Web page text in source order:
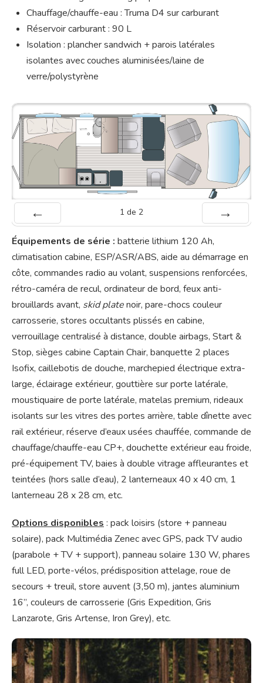
Chauffage/chauffe-eau : Truma D4 sur carburant
Réservoir carburant : 90 L
Isolation : plancher sandwich + parois latérales
isolantes avec couches aluminisées/laine de
verre/polystyrène
1 de 2
Équipements de série : batterie lithium 120 Ah,
climatisation cabine, ESP/ASR/ABS, aide au démarrage en
côte, commandes radio au volant, suspensions renforcées,
rétro-caméra de recul, ordinateur de bord, feux anti-
brouillards avant, skid platenoir, pare-chocs couleur
carrosserie, stores occultants plissés en cabine,
verrouillage centralisé à distance, double airbags, Start &
Stop, sièges cabine Captain Chair, banquette 2 places
Isofix, caillebotis de douche, marchepied électrique extra-
large, éclairage extérieur, gouttière sur porte latérale,
moustiquaire de porte latérale, matelas premium, rideaux
isolants sur les vitres des portes arrière, table dînette avec
rail extérieur, réserve d’eaux usées chauffée, commande de
chauffage/chauffe-eau CP+, douchette extérieur eau froide,
pré-équipement TV, baies à double vitrage affleurantes et
teintées (hors salle d’eau), 2 lanterneaux 40 x 40 cm, 1
lanterneau 28 x 28 cm, etc.
Options disponibles : pack loisirs (store + panneau
solaire), pack Multimédia Zenec avec GPS, pack TV audio
(parabole + TV + support), panneau solaire 130 W, phares
full LED, porte-vélos, prédisposition attelage, roue de
secours + treuil, store auvent (3,50 m), jantes aluminium
16’’, couleurs de carrosserie (Gris Expedition, Gris
Lanzarote, Gris Artense, Iron Grey), etc.